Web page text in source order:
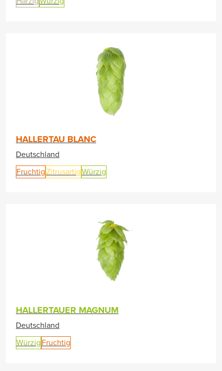
HALLERTAU BLANC
Deutschland
FruchtigZitrusartigWürzig
HALLERTAUER MAGNUM
Deutschland
Würzig Fruchtig